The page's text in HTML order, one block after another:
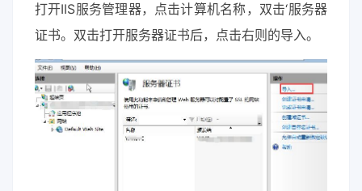
打开IIS服务管理器，点击计算机名称，双击‘服务器
证书。双击打开服务器证书后，点击右则的导入。